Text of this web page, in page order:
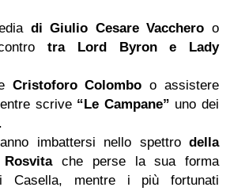
di Giulio Cesare Vacchero o
tra Lord Byron e Lady
Cristoforo Colombo o assistere
scrive “Le Campane” uno dei
imbattersi nello spettro della
che perse la sua forma
Casella, mentre i più fortunati